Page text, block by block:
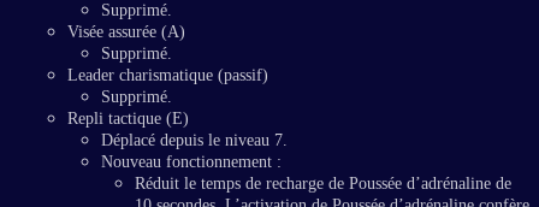
Supprimé.
Visée assurée (A)
Supprimé.
Leader charismatique (passif)
Supprimé.
Repli tactique (E)
Déplacé depuis le niveau 7.
Nouveau fonctionnement :
Réduit le temps de recharge de Poussée d’adrénaline de